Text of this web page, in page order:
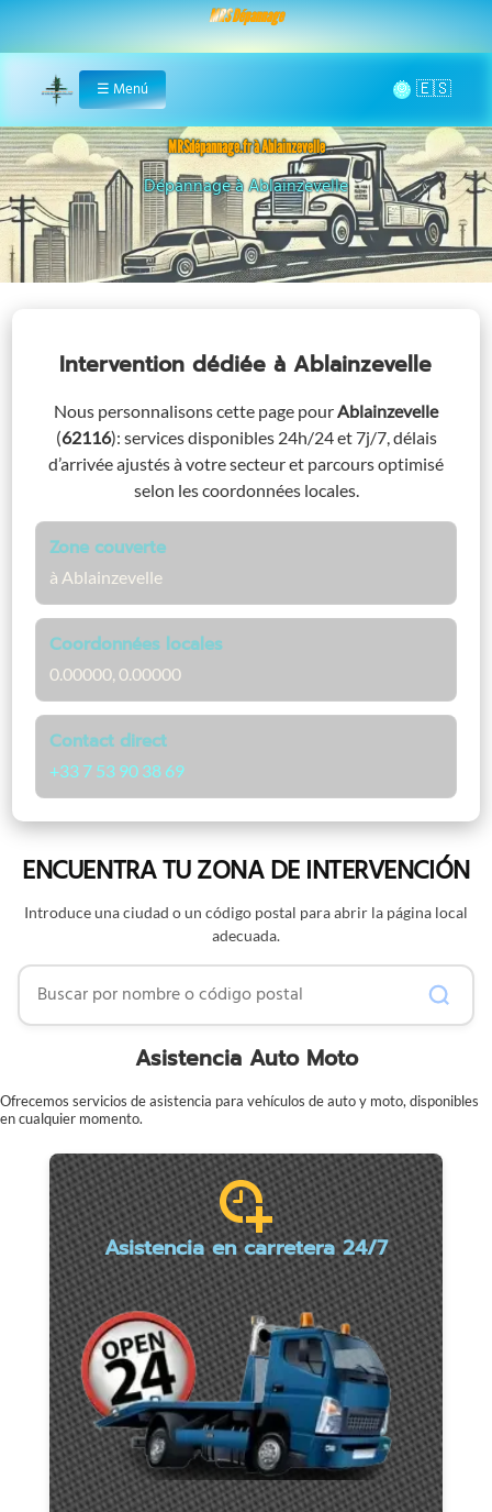
MRS Dépannage
Home
☰ Menú 🌞
MRSdépannage.fr à Ablainzevelle
Assistance 24/7 à Ablainzevelle
Intervention dédiéeà Ablainzevelle
Nous personnalisons cette page pourAblainzevelle
(62116): services disponibles 24h/24 et 7j/7, délais
d’arrivée ajustés à votre secteur et parcours optimisé
selon les coordonnées locales.
Zone couverte
à Ablainzevelle
Coordonnées locales
0.00000, 0.00000
Contact direct
+33 7 53 90 38 69
ENCUENTRA TU ZONA DE INTERVENCIÓN
Introduce una ciudad o un código postal para abrir la página local
adecuada.
Buscar por nombre o código postal
Asistencia Auto Moto
Ofrecemos servicios de asistencia para vehículos de auto y moto, disponibles
en cualquier momento.
Asistencia en carretera 24/7